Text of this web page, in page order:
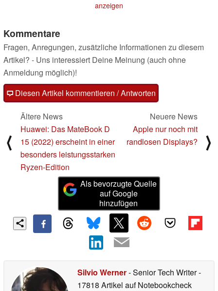
anzeigen
Kommentare
Fragen, Anregungen, zusätzliche Informationen zu diesem
Artikel? - Uns interessiert Deine Meinung (auch ohne
Anmeldung möglich)!
Diesen Artikel kommentieren / Antworten
⟨
Ältere News
Huawei: Das MateBook D
15 (2022) erscheint in einer
besonders leistungsstarken
Ryzen-Edition
Neuere News
Apple nur noch mit
randlosen Displays?
⟩
Als bevorzugte Quelle
auf Google
hinzufügen
Silvio Werner- Senior Tech Writer-
17818 Artikel auf Notebookcheck